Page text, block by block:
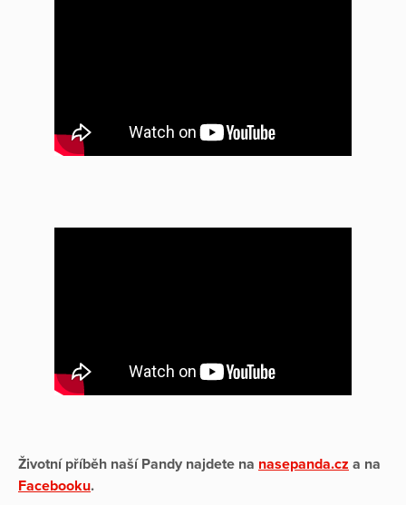
Životní příběh naší Pandy najdete na nasepanda.cz a na
Facebooku.